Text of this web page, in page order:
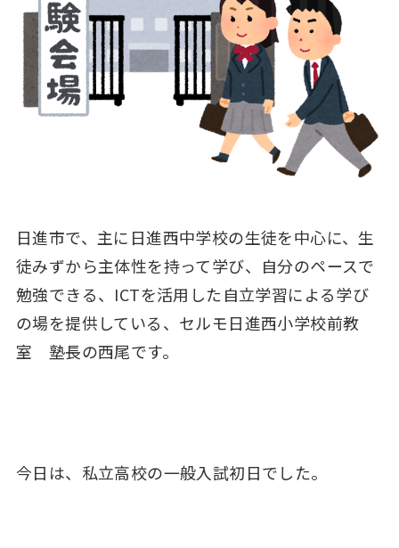
日進市で、主に日進西中学校の生徒を中心に、生
徒みずから主体性を持って学び、自分のペースで
勉強できる、ICTを活用した自立学習による学び
の場を提供している、セルモ日進西小学校前教
室 塾長の西尾です。
今日は、私立高校の一般入試初日でした。